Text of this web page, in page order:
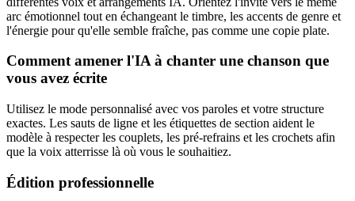
arc émotionnel tout en échangeant le timbre, les accents de genre et
l'énergie pour qu'elle semble fraîche, pas comme une copie plate.
Comment amener l'IA à chanter une chanson que
vous avez écrite
Utilisez le mode personnalisé avec vos paroles et votre structure
exactes. Les sauts de ligne et les étiquettes de section aident le
modèle à respecter les couplets, les pré-refrains et les crochets afin
que la voix atterrisse là où vous le souhaitiez.
Édition professionnelle